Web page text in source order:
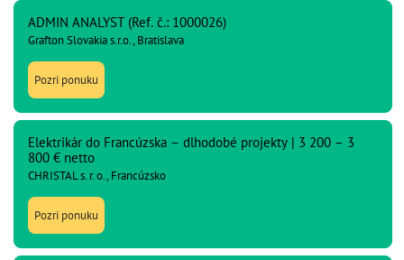
ADMIN ANALYST (Ref. č.: 1000026)
Grafton Slovakia s.r.o., Bratislava
Pozri ponuku
Elektrikár do Francúzska – dlhodobé projekty | 3 200 – 3
800 € netto
CHRISTAL s. r. o., Francúzsko
Pozri ponuku